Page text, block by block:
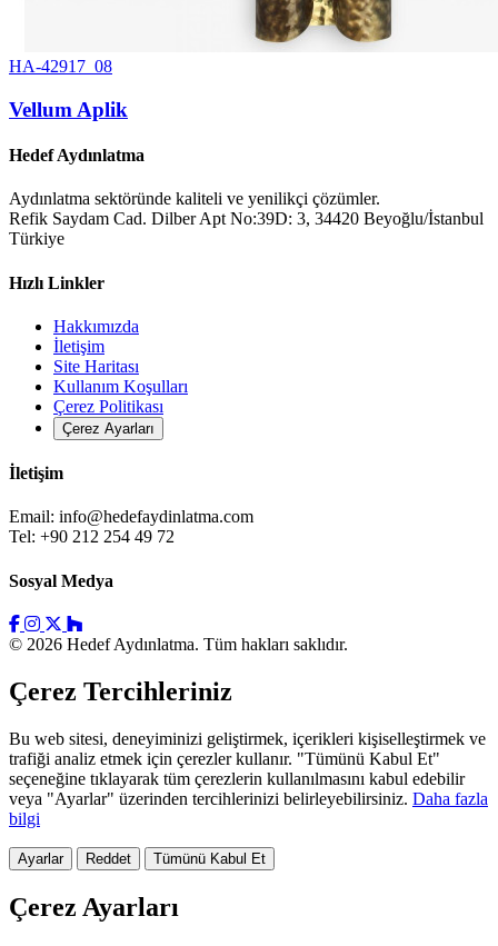
HA-42917_08
Vellum Aplik
Hedef Aydınlatma
Aydınlatma sektöründe kaliteli ve yenilikçi çözümler.
Refik Saydam Cad. Dilber Apt No:39D: 3, 34420 Beyoğlu/İstanbul
Türkiye
Hızlı Linkler
Hakkımızda
İletişim
Site Haritası
Kullanım Koşulları
Çerez Politikası
Çerez Ayarları
İletişim
Email: info@hedefaydinlatma.com
Tel: +90 212 254 49 72
Sosyal Medya
© 2026 Hedef Aydınlatma. Tüm hakları saklıdır.
Çerez Tercihleriniz
Bu web sitesi, deneyiminizi geliştirmek, içerikleri kişiselleştirmek ve
trafiği analiz etmek için çerezler kullanır. "Tümünü Kabul Et"
seçeneğine tıklayarak tüm çerezlerin kullanılmasını kabul edebilir
veya "Ayarlar" üzerinden tercihlerinizi belirleyebilirsiniz. Daha fazla
bilgi
Ayarlar Reddet Tümünü Kabul Et
Çerez Ayarları